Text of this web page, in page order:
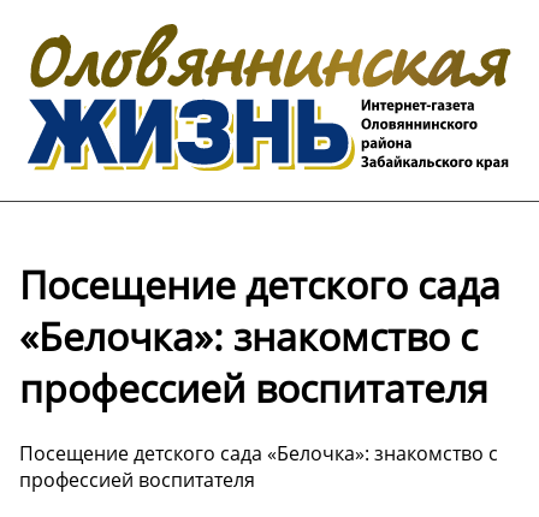
Посещение детского сада
«Белочка»: знакомство с
профессией воспитателя
Посещение детского сада «Белочка»: знакомство с
профессией воспитателя